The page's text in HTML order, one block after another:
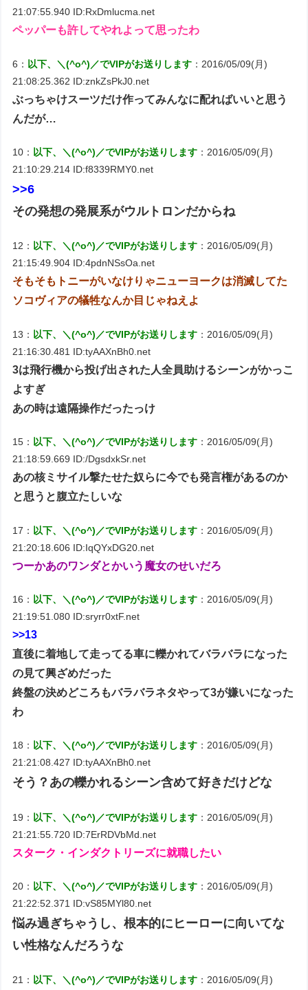
21:07:55.940 ID:RxDmlucma.net
ペッパーも許してやれよって思ったわ
6： 以下、＼(^o^)／でVIPがお送りします ：2016/05/09(月)
21:08:25.362 ID:znkZsPkJ0.net
ぶっちゃけスーツだけ作ってみんなに配ればいいと思う
んだが…
10： 以下、＼(^o^)／でVIPがお送りします ：2016/05/09(月)
21:10:29.214 ID:f8339RMY0.net
>>6
その発想の発展系がウルトロンだからね
12： 以下、＼(^o^)／でVIPがお送りします ：2016/05/09(月)
21:15:49.904 ID:4pdnNSsOa.net
そもそもトニーがいなけりゃニューヨークは消滅してた
ソコヴィアの犠牲なんか目じゃねえよ
13： 以下、＼(^o^)／でVIPがお送りします ：2016/05/09(月)
21:16:30.481 ID:tyAAXnBh0.net
3は飛行機から投げ出された人全員助けるシーンがかっこ
よすぎ
あの時は遠隔操作だったっけ
15： 以下、＼(^o^)／でVIPがお送りします ：2016/05/09(月)
21:18:59.669 ID:/DgsdxkSr.net
あの核ミサイル撃たせた奴らに今でも発言権があるのか
と思うと腹立たしいな
17： 以下、＼(^o^)／でVIPがお送りします ：2016/05/09(月)
21:20:18.606 ID:IqQYxDG20.net
つーかあのワンダとかいう魔女のせいだろ
16： 以下、＼(^o^)／でVIPがお送りします ：2016/05/09(月)
21:19:51.080 ID:sryrr0xtF.net
>>13
直後に着地して走ってる車に轢かれてバラバラになった
の見て興ざめだった
終盤の決めどころもバラバラネタやって3が嫌いになった
わ
18： 以下、＼(^o^)／でVIPがお送りします ：2016/05/09(月)
21:21:08.427 ID:tyAAXnBh0.net
そう？あの轢かれるシーン含めて好きだけどな
19： 以下、＼(^o^)／でVIPがお送りします ：2016/05/09(月)
21:21:55.720 ID:7ErRDVbMd.net
スターク・インダクトリーズに就職したい
20： 以下、＼(^o^)／でVIPがお送りします ：2016/05/09(月)
21:22:52.371 ID:vS85MYl80.net
悩み過ぎちゃうし、根本的にヒーローに向いてな
い性格なんだろうな
21： 以下、＼(^o^)／でVIPがお送りします ：2016/05/09(月)